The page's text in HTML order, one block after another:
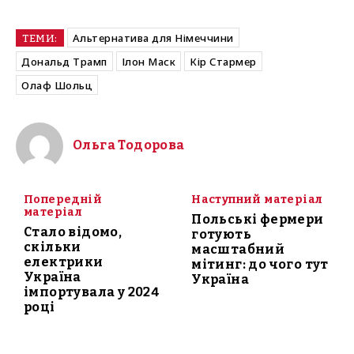
ТЕМИ:
Альтернатива для Німеччини
Дональд Трамп
Ілон Маск
Кір Стармер
Олаф Шольц
Ольга Тодорова
Попередній
матеріал
Стало відомо,
скільки
електрики
Україна
імпортувала у 2024
році
Наступний матеріал
Польські фермери
готують
масштабний
мітинг: до чого тут
Україна